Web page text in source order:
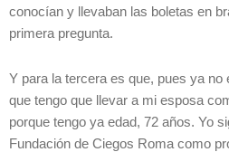
conocían y llevaban las boletas en
primera pregunta.
Y para la tercera es que, pues ya no
que tengo que llevar a mi esposa
porque tengo ya edad, 72 años. Yo
Fundación de Ciegos Roma como